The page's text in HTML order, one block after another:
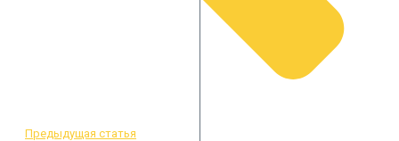
Предыдущая статья